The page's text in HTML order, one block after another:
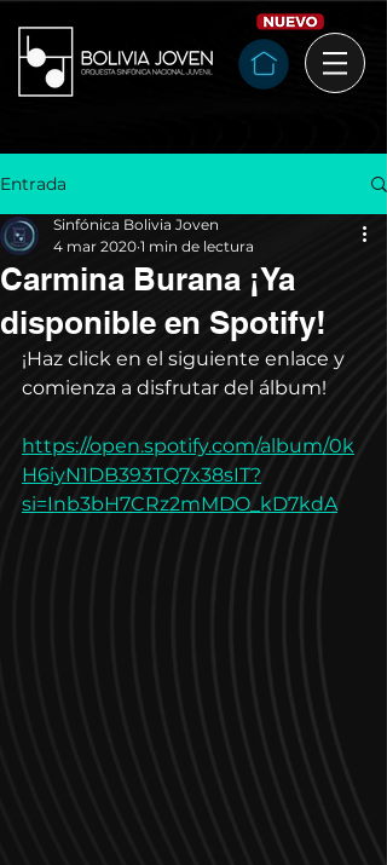
Entrada
Carmina Burana ¡Ya
disponible en Spotify!
Sinfónica Bolivia Joven
4 mar 2020 1 min de lectura
¡Haz click en el siguiente enlace y
comienza a disfrutar del álbum!
https://open.spotify.com/album/0k
H6iyN1DB393TQ7x38sIT?
si=Inb3bH7CRz2mMDO_kD7kdA